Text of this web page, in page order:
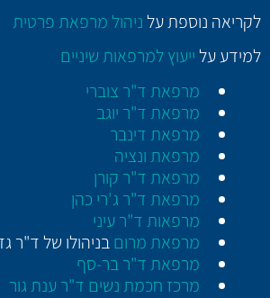
לקריאה נוספת עלניהול מרפאת פרטית
למידע עלייעוץ למרפאות שיניים
מרפאת ד"ר צוברי
מרפאת ד"ר יוגב
מרפאת דינבר
מרפאת ונציה
מרפאת ד"ר קורן
מרפאת ד"ר ג'רי כהן
מרפאות ד"ר עיני
מרפאת מרוםבניהולו של ד"ר
מרפאת ד"ר בר-סף
מרכז חכמת נשים ד"ר ענת גור